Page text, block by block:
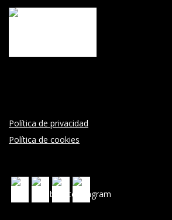
Política de privacidad
Política de cookies